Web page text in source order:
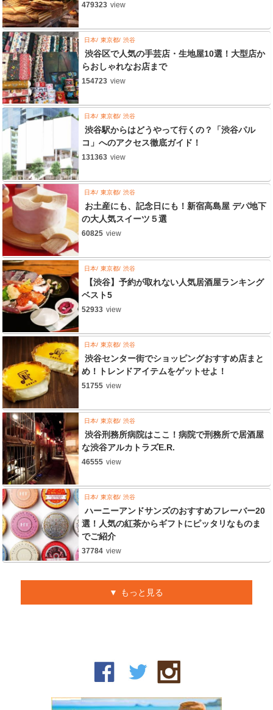
479323 view
日本 東京都 渋谷
渋谷区で人気の手芸店・生地屋10選！大型店か
らおしゃれなお店まで
154723 view
日本 東京都 渋谷
渋谷駅からはどうやって行くの？「渋谷パル
コ」へのアクセス徹底ガイド！
131363 view
日本 東京都 渋谷
お土産にも、記念日にも！新宿高島屋 デパ地下
の大人気スイーツ５選
60825 view
日本 東京都 渋谷
【渋谷】予約が取れない人気居酒屋ランキング
ベスト5
52933 view
日本 東京都 渋谷
渋谷センター街でショッピングおすすめ店まと
め！トレンドアイテムをゲットせよ！
51755 view
日本 東京都 渋谷
渋谷刑務所病院はここ！病院で刑務所で居酒屋
な渋谷アルカトラズE.R.
46555 view
日本 東京都 渋谷
ハーニーアンドサンズのおすすめフレーバー20
選！人気の紅茶からギフトにピッタリなものま
でご紹介
37784 view
もっと見る